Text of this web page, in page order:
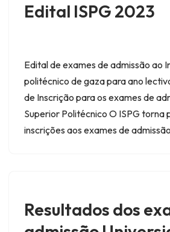
Edital ISPG 2023
Edital de exames de admissão ao
politécnico de gaza para ano
de Inscrição para os exames de
Superior Politécnico O ISPG torna
inscrições aos exames de
Resultados dos